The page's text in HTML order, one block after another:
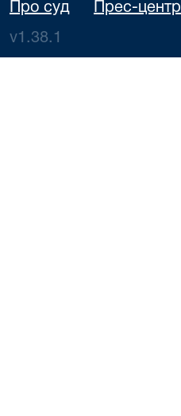
Про суд Прес-центр
v1.38.1